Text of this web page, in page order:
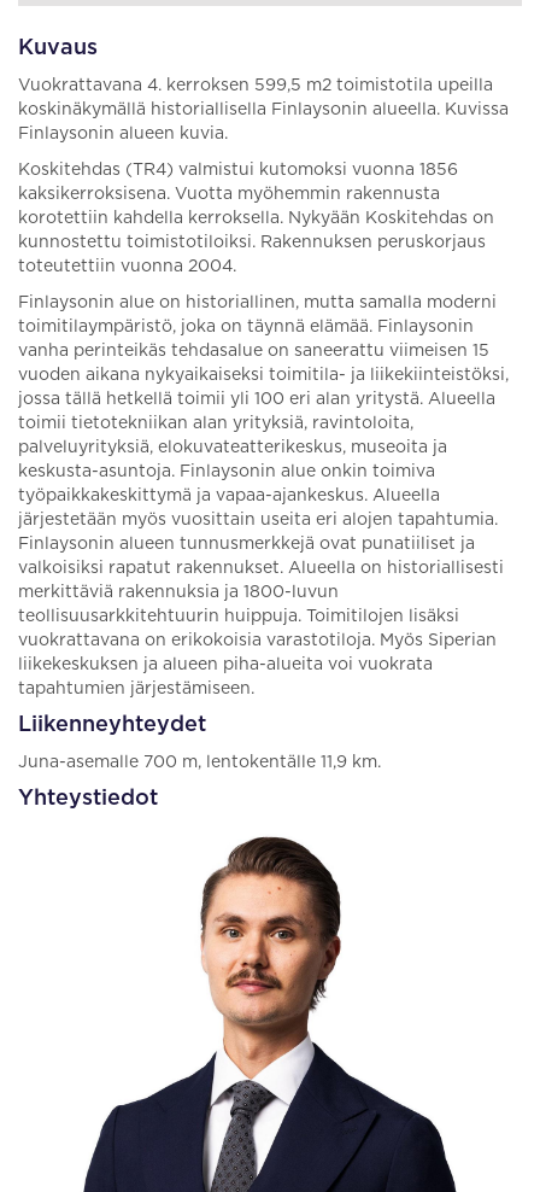
Kuvaus
Vuokrattavana 4. kerroksen 599,5 m2 toimistotila upeilla
koskinäkymällä historiallisella Finlaysonin alueella. Kuvissa
Finlaysonin alueen kuvia.
Koskitehdas (TR4) valmistui kutomoksi vuonna 1856
kaksikerroksisena. Vuotta myöhemmin rakennusta
korotettiin kahdella kerroksella. Nykyään Koskitehdas on
kunnostettu toimistotiloiksi. Rakennuksen peruskorjaus
toteutettiin vuonna 2004.
Finlaysonin alue on historiallinen, mutta samalla moderni
toimitilaympäristö, joka on täynnä elämää. Finlaysonin
vanha perinteikäs tehdasalue on saneerattu viimeisen 15
vuoden aikana nykyaikaiseksi toimitila- ja liikekiinteistöksi,
jossa tällä hetkellä toimii yli 100 eri alan yritystä. Alueella
toimii tietotekniikan alan yrityksiä, ravintoloita,
palveluyrityksiä, elokuvateatterikeskus, museoita ja
keskusta-asuntoja. Finlaysonin alue onkin toimiva
työpaikkakeskittymä ja vapaa-ajankeskus. Alueella
järjestetään myös vuosittain useita eri alojen tapahtumia.
Finlaysonin alueen tunnusmerkkejä ovat punatiiliset ja
valkoisiksi rapatut rakennukset. Alueella on historiallisesti
merkittäviä rakennuksia ja 1800-luvun
teollisuusarkkitehtuurin huippuja. Toimitilojen lisäksi
vuokrattavana on erikokoisia varastotiloja. Myös Siperian
liikekeskuksen ja alueen piha-alueita voi vuokrata
tapahtumien järjestämiseen.
Liikenneyhteydet
Juna-asemalle 700 m, lentokentälle 11,9 km.
Yhteystiedot